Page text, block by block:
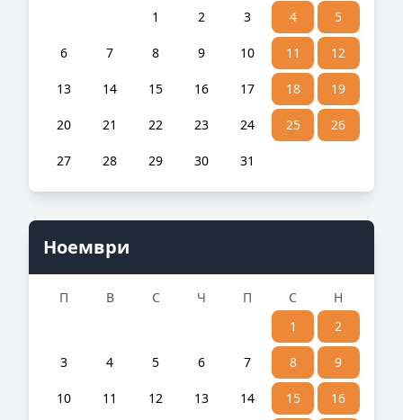
1
2 3 4 5
6 7 8 9 10 11 12
13 14 15 16 17 18 19
20 21 22 23 24 25 26
27 28 29 30 31
Ноември
П В С Ч П С
Н
1
2
3 4 5 6 7 8 9
10 11 12 13 14 15 16